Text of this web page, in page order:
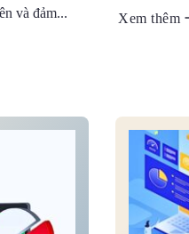
và đảm... Xem thêm